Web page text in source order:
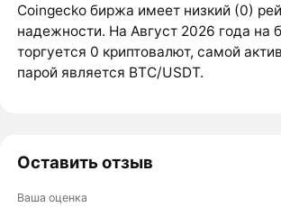
Coingecko биржа имеет низкий (0)
надежности. На Август 2026 года на
торгуется 0 криптовалют, самой
парой является BTC/USDT.
Оставить отзыв
Ваша оценка